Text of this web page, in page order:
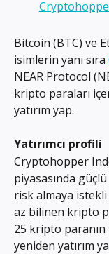
Bitcoin (BTC) ve
isimlerin yanı sıra
NEAR Protocol
kripto paraları
yatırım yap.
Yatırımcı profili
Cryptohopper
piyasasında
risk almaya istekli
az bilinen kripto
25 kripto
yeniden yatırım